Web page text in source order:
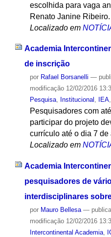
escolhida para vaga
Renato Janine Ribeiro.
Localizado em
Academia
de inscrição
por Rafael Borsanelli —
modificação12/02/2016
Pesquisa, Institucional , IEA,
Pesquisadores com
participar do projeto
currículo até o dia 7 de
Localizado em
Academia
pesquisadores de
interdisciplinares
por Mauro Bellesa —
modificação12/02/2016
Intercontinental Academia,